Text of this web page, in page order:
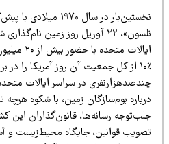
نخستین‌بار در سال ۱۹۷۰ میلادی
نلسون»، ۲۲ آوریل روز زمین نام‌گذاری
ایالات متحده با
٪۱۰ از کل جمعیت آن روز آمریکا را در بر
در سراسر ایالات متحده و
بوم‌سازگان زمین، با شکوه هرچه تمام
رسانه‌ها، قانون‌گذاران این کشور را
قوانین، جایگاه محیط‌زیست و